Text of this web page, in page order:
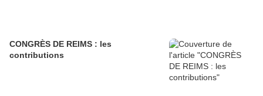
CONGRÈS DE REIMS : les
contributions